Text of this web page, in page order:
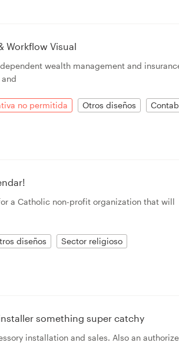
Workflow Visual
wealth management and
no permitida Otros diseños
a Catholic non-profit organization that will
diseños Sector religioso
something super catchy
installation and sales. Also an